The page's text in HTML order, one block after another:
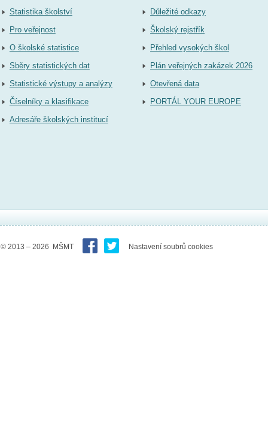
Statistika školství
Pro veřejnost
O školské statistice
Sběry statistických dat
Statistické výstupy a analýzy
Číselníky a klasifikace
Adresáře školských institucí
Důležité odkazy
Školský rejstřík
Přehled vysokých škol
Plán veřejných zakázek 2026
Otevřená data
PORTÁL YOUR EUROPE
© 2013 – 2026 MŠMT Nastavení soubrů cookies